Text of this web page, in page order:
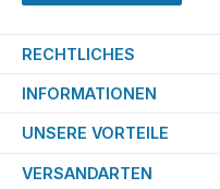
RECHTLICHES
INFORMATIONEN
UNSERE VORTEILE
VERSANDARTEN